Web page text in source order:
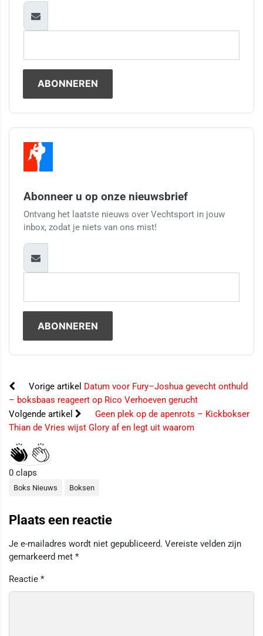
Abonneer u op onze nieuwsbrief
Ontvang het laatste nieuws over Vechtsport in jouw
inbox, zodat je niets van ons mist!
Vorige artikel Datum voor Fury–Joshua gevecht onthuld
– boksbaas reageert op Rico Verhoeven gerucht
Volgende artikel
Geen plek op de apenrots – Kickbokser
Thian de Vries wijst Glory af en legt uit waarom
0 claps
Boks Nieuws Boksen
Plaats een reactie
Je e-mailadres wordt niet gepubliceerd. Vereiste velden zijn
gemarkeerd met *
Reactie *